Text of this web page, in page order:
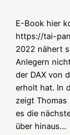
E-Book hier
https://tai-
2022 nähert
Anle­gern
der DAX von
erholt hat. In
zeigt Tho­mas
es die
über hin­aus…